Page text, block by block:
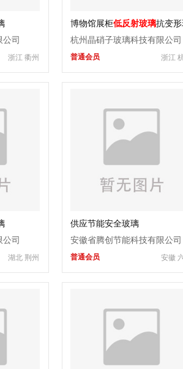
司
浙江 衢州
博物馆展柜低反射玻璃抗变
璃
杭州晶硝子玻璃科技有限公司
浙江
普通会员
司
湖北 荆州
供应节能安全玻璃
安徽省腾创节能科技有限公司
安徽
普通会员